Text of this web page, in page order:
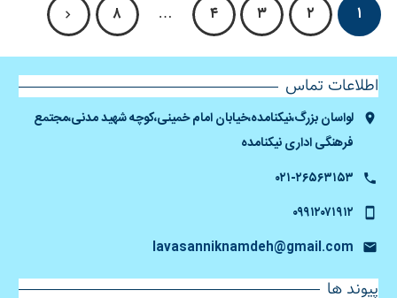
۱ ۲ ۳ ۴ … ۸
اطلاعات تماس
لواسان بزرگ،نیکنامده،خیابان امام خمینی،کوچه شهید مدنی،مجتمع
فرهنگی اداری نیکنامده
۰۲۱-۲۶۵۶۳۱۵۳
۰۹۹۱۲۰۷۱۹۱۲
lavasanniknamdeh@gmail.com
پیوند ها